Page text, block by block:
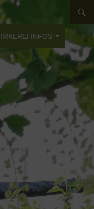
IMKEREI INFOS